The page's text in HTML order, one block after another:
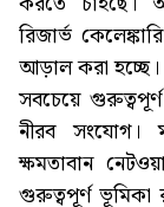
রিজার্ভ
আড়াল করা হচ্ছে।
সবচেয়ে
নীরব সংযোগ।
ক্ষমতাবান
গুরুত্বপূর্ণ ভূমিকা